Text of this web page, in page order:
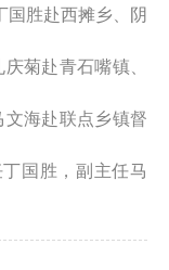
胜赴西摊乡、阴
菊赴青石嘴镇、
海赴联点乡镇督
国胜，副主任马